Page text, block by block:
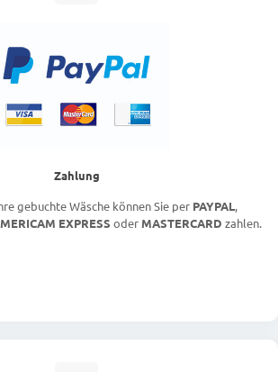
Zahlung
gebuchte Wäsche können Sie per PAYPAL,
EXPRESS oder MASTERCARD zahlen.